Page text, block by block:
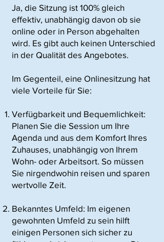
Ja, die Sitzung ist 100% gleich
effektiv, unabhängig davon ob sie
online oder in Person abgehalten
wird. Es gibt auch keinen Unterschied
in der Qualität des Angebotes.
Im Gegenteil, eine Onlinesitzung hat
viele Vorteile für Sie:
Verfügbarkeit und Bequemlichkeit:
Planen Sie die Session um Ihre
Agenda und aus dem Komfort Ihres
Zuhauses, unabhängig von Ihrem
Wohn- oder Arbeitsort. So müssen
Sie nirgendwohin reisen und sparen
wertvolle Zeit.
Bekanntes Umfeld: Im eigenen
gewohnten Umfeld zu sein hilft
einigen Personen sich sicher zu